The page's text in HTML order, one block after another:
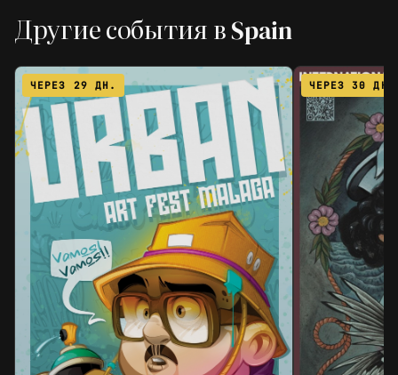
Другие события в Spain
ЧЕРЕЗ 29 ДН. ЧЕРЕЗ 30 ДН.